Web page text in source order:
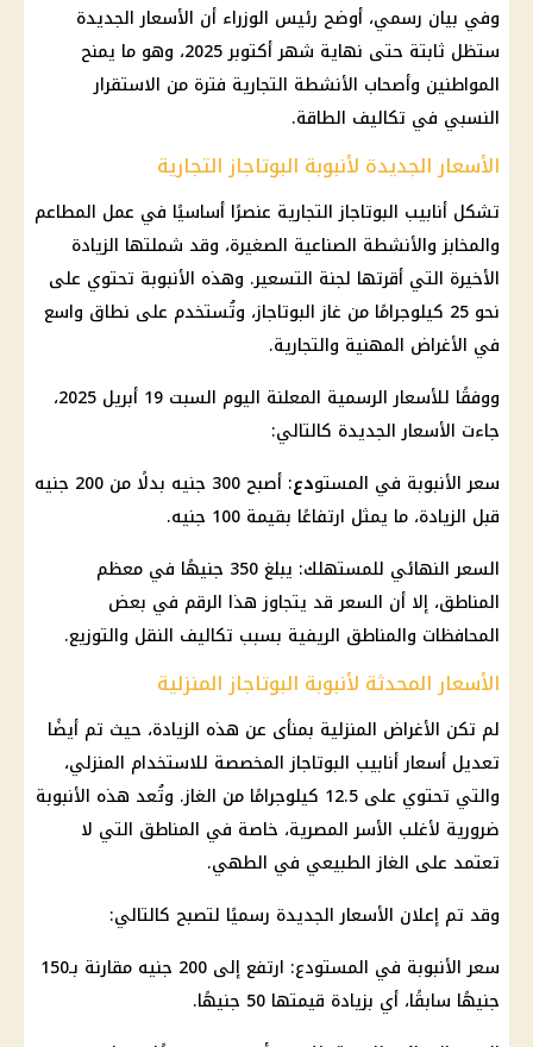
وفي بيان رسمي، أوضح رئيس الوزراء أن الأسعارالجديدة
ستظل ثابتة حتى نهاية شهر أكتوبر 2025، وهو ما يمنح
المواطنين وأصحاب الأنشطة التجارية فترة من الاستقرار
النسبي في تكاليف الطاقة.
الأسعار الجديدة لأنبوبة البوتاجاز التجارية
تشكل أنابيب البوتاجاز التجارية عنصرًا أساسيًا في عمل المطاعم
والمخابز والأنشطة الصناعية الصغيرة، وقد شملتها الزيادة
الأخيرة التي أقرتها لجنة التسعير. وهذه الأنبوبة تحتوي على
نحو 25 كيلوجرامًا من غاز البوتاجاز، وتُستخدم على نطاق واسع
في الأغراض المهنية والتجارية.
ووفقًا للأسعار الرسمية المعلنة اليوم السبت 19
أبريل 2025
،
جاءت الأسعارالجديدة كالتالي:
سعر الأنبوبة في المستودع: أصبح 300 جنيه بدلًا من
200 جنيه
قبل الزيادة، ما يمثل ارتفاعًا بقيمة 100 جنيه.
السعر النهائي للمستهلك: يبلغ 350 جنيهًا في معظم
المناطق، إلا أن السعر قد يتجاوز هذا الرقم في بعض
المحافظات والمناطق الريفية بسبب تكاليف النقل والتوزيع.
الأسعار المحدثة لأنبوبة البوتاجاز المنزلية
لم تكن الأغراض المنزلية بمنأى عن هذه الزيادة، حيث تم أيضًا
تعديل أسعارأنابيب البوتاجاز المخصصة للاستخدام المنزلي،
والتي تحتوي على 12.5 كيلوجرامًا من الغاز. وتُعد هذه الأنبوبة
ضرورية لأغلب الأسر المصرية، خاصة في المناطق التي لا
تعتمد على الغاز الطبيعي في الطهي.
وقد تم إعلان الأسعارالجديدة رسميًا لتصبح كالتالي:
سعر الأنبوبة في المستودع: ارتفع إلى 200 جنيه
مقارنة بـ150
جنيهًا سابقًا، أي بزيادة قيمتها 50 جنيهًا.